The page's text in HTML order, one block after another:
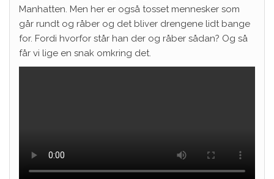
Manhatten. Men her er også tosset mennesker som
går rundt og råber og det bliver drengene lidt bange
for. Fordi hvorfor står han der og råber sådan? Og så
får vi lige en snak omkring det.